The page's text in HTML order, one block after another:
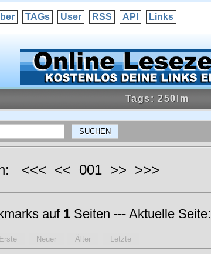
TAGs User RSS API Links
Tags: 250lm
<<< << 001 >> >>>
auf 1Seiten --- Aktuelle Seite:
Erste Neuer Älter Letzte